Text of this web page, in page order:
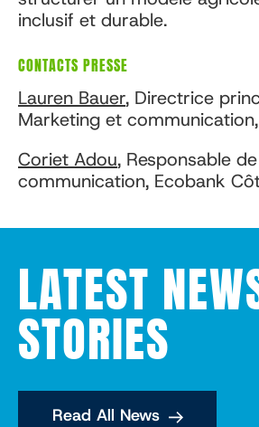
inclusif et durable.
CONTACTS PRESSE
Lauren Bauer, Directrice
Marketing et
Coriet Adou, Responsable
communication, Ecobank
LATEST
STORIES
Read All News